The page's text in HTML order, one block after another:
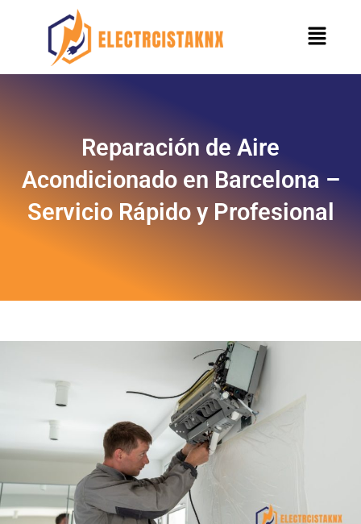
Menu
Reparación de Aire
Acondicionado en Barcelona –
Servicio Rápido y Profesional